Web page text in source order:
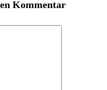
Kommentar